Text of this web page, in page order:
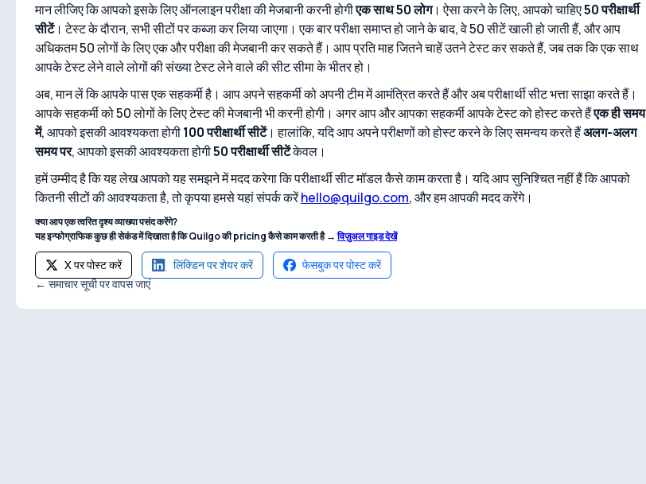
मान लीजिए कि आपको इसके लिए ऑनलाइन परीक्षा की मेजबानी करनी होगीएक साथ 50 लोग। ऐसा करने के लिए, आपको चाहिए50 परीक्षार्थी
सीटें। टेस्ट के दौरान, सभी सीटों पर कब्जा कर लिया जाएगा। एक बार परीक्षा समाप्त हो जाने के बाद, वे 50 सीटें खाली हो जाती हैं, और आप
अधिकतम 50 लोगों के लिए एक और परीक्षा की मेजबानी कर सकते हैं। आप प्रति माह जितने चाहें उतने टेस्ट कर सकते हैं, जब तक कि एक साथ
आपके टेस्ट लेने वाले लोगों की संख्या टेस्ट लेने वाले की सीट सीमा के भीतर हो।
अब, मान लें कि आपके पास एक सहकर्मी है। आप अपने सहकर्मी को अपनी टीम में आमंत्रित करते हैं और अब परीक्षार्थी सीट भत्ता साझा करते हैं।
आपके सहकर्मी को 50 लोगों के लिए टेस्ट की मेजबानी भी करनी होगी। अगर आप और आपका सहकर्मी आपके टेस्ट को होस्ट करते हैंएक ही समय
में, आपको इसकी आवश्यकता होगी100 परीक्षार्थी सीटें। हालांकि, यदि आप अपने परीक्षणों को होस्ट करने के लिए समन्वय करते हैंअलग-अलग
समय पर, आपको इसकी आवश्यकता होगी50 परीक्षार्थी सीटेंकेवल।
हमें उम्मीद है कि यह लेख आपको यह समझने में मदद करेगा कि परीक्षार्थी सीट मॉडल कैसे काम करता है। यदि आप सुनिश्चित नहीं हैं कि आपको
कितनी सीटों की आवश्यकता है, तो कृपया हमसे यहां संपर्क करेंhello@quilgo.com, और हम आपकी मदद करेंगे।
क्या आप एक त्वरित दृश्य व्याख्या पसंद करेंगे?
यह इन्फोग्राफिक कुछ ही सेकंड में दिखाता है कि Quilgo की pricing कैसे काम करती है →विज़ुअल गाइड देखें
X पर पोस्ट करें लिंक्डिन पर शेयर करें
फेसबुक पर पोस्ट करें
← समाचार सूची पर वापस जाएं